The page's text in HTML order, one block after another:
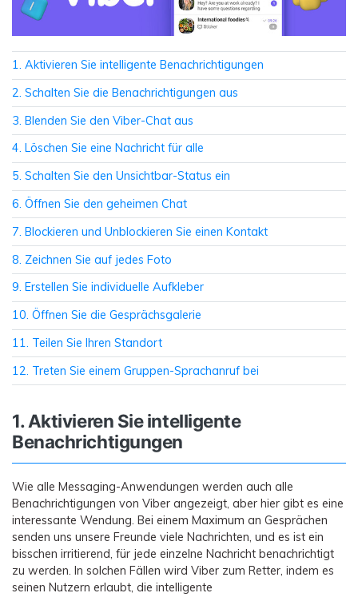
1. Aktivieren Sie intelligente Benachrichtigungen
2. Schalten Sie die Benachrichtigungen aus
3. Blenden Sie den Viber-Chat aus
4. Löschen Sie eine Nachricht für alle
5. Schalten Sie den Unsichtbar-Status ein
6. Öffnen Sie den geheimen Chat
7. Blockieren und Unblockieren Sie einen Kontakt
8. Zeichnen Sie auf jedes Foto
9. Erstellen Sie individuelle Aufkleber
10. Öffnen Sie die Gesprächsgalerie
11. Teilen Sie Ihren Standort
12. Treten Sie einem Gruppen-Sprachanruf bei
1. Aktivieren Sie intelligente
Benachrichtigungen
Wie alle Messaging-Anwendungen werden auch alle
Benachrichtigungen von Viber angezeigt, aber hier gibt es eine
interessante Wendung. Bei einem Maximum an Gesprächen
senden uns unsere Freunde viele Nachrichten, und es ist ein
bisschen irritierend, für jede einzelne Nachricht benachrichtigt
zu werden. In solchen Fällen wird Viber zum Retter, indem es
seinen Nutzern erlaubt, die intelligente